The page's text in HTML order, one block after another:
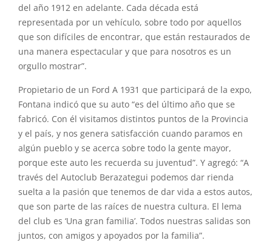
del año 1912 en adelante. Cada década está
representada por un vehículo, sobre todo por aquellos
que son difíciles de encontrar, que están restaurados de
una manera espectacular y que para nosotros es un
orgullo mostrar”.
Propietario de un Ford A 1931 que participará de la expo,
Fontana indicó que su auto “es del último año que se
fabricó. Con él visitamos distintos puntos de la Provincia
y el país, y nos genera satisfacción cuando paramos en
algún pueblo y se acerca sobre todo la gente mayor,
porque este auto les recuerda su juventud”. Y agregó: “A
través del Autoclub Berazategui podemos dar rienda
suelta a la pasión que tenemos de dar vida a estos autos,
que son parte de las raíces de nuestra cultura. El lema
del club es ‘Una gran familia’. Todos nuestras salidas son
juntos, con amigos y apoyados por la familia”.